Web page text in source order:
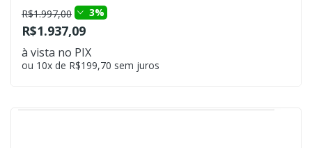
R$1.997,00 3%
R$1.937,09
à vista no PIX
ou 10x de R$199,70 sem juros